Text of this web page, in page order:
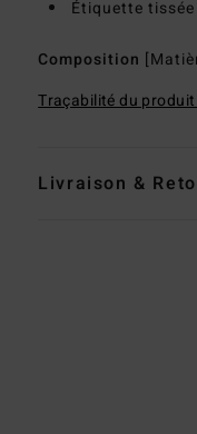
Étiquette
Composition
Traçabilité du
Livraison &